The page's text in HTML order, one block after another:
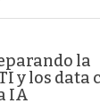
la
y los data
IA